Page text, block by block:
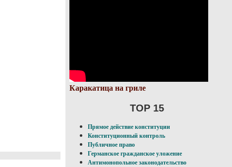
Каракатица на гриле
TOP 15
Прямое действие конституции
Конституционный контроль
Публичное право
Германское гражданское уложение
Антимонопольное законодательство